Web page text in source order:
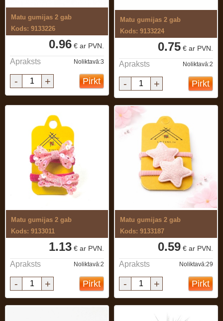
Matu gumijas 2 gab
Kods: 9133226
0.96 € ar PVN.
Apraksts Noliktavā:3
- + Pirkt
Matu gumijas 2 gab
Kods: 9133224
0.75 € ar PVN.
Apraksts Noliktavā:2
- + Pirkt
Matu gumijas 2 gab
Kods: 9133011
1.13 € ar PVN.
Apraksts Noliktavā:2
- + Pirkt
Matu gumijas 2 gab
Kods: 9133187
0.59 € ar PVN.
Apraksts Noliktavā:29
- + Pirkt